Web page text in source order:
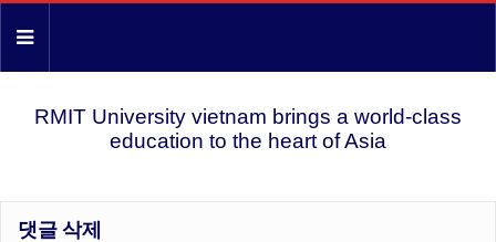
RMIT University vietnam brings a world-class
education to the heart of Asia
댓글 삭제